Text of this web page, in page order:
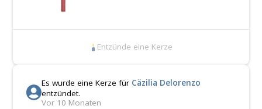
Entzünde eine Kerze
Es wurde eine Kerze für Cäzilia Delorenzo
entzündet.
Vor 10 Monaten